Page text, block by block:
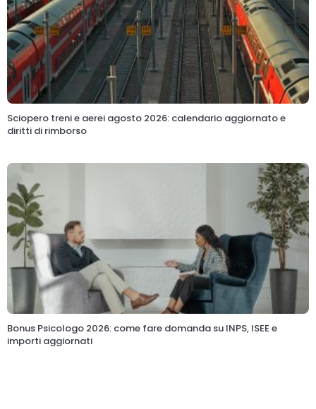
Sciopero treni e aerei agosto 2026: calendario aggiornato e
diritti di rimborso
Bonus Psicologo 2026: come fare domanda su INPS, ISEE e
importi aggiornati